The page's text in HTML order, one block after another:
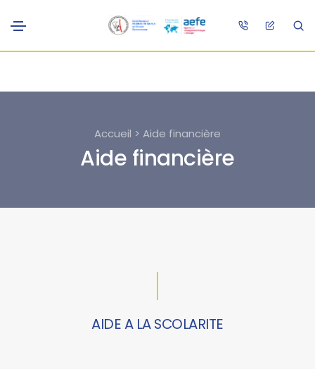
Accueil > Aide financière
Aide financière
AIDE A LA SCOLARITE